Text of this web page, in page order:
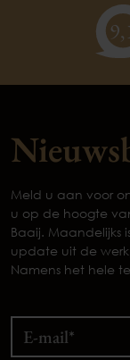
9,
Meld u aan voor
u op de hoogte
Baaij. Maandelijks
update uit de
Namens het hele